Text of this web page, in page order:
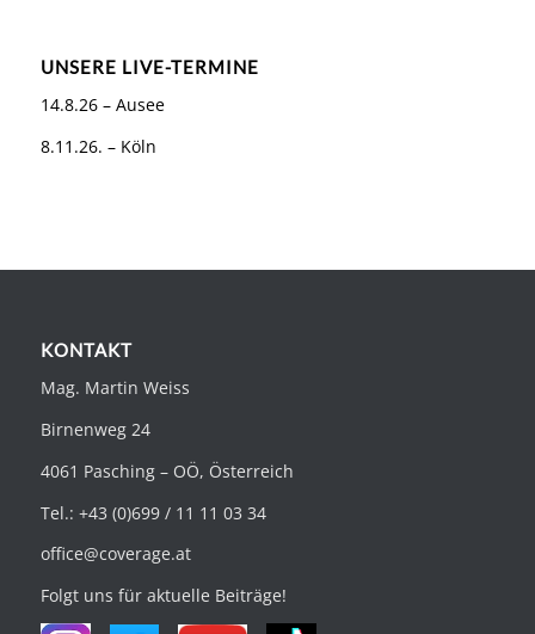
UNSERE LIVE-TERMINE
14.8.26 – Ausee
8.11.26. – Köln
KONTAKT
Mag. Martin Weiss
Birnenweg 24
4061 Pasching – OÖ, Österreich
Tel.: +43 (0)699 / 11 11 03 34
office@coverage.at
Folgt uns für aktuelle Beiträge!